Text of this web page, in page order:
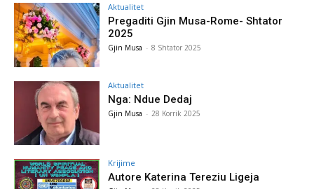
Aktualitet
Pregaditi Gjin Musa-Rome- Shtator
2025
Gjin Musa - 8 Shtator 2025
Aktualitet
Nga: Ndue Dedaj
Gjin Musa - 28 Korrik 2025
Krijime
Autore Katerina Tereziu Ligeja